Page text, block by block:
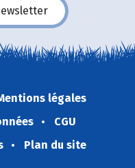
légales
CGU
Plan du site